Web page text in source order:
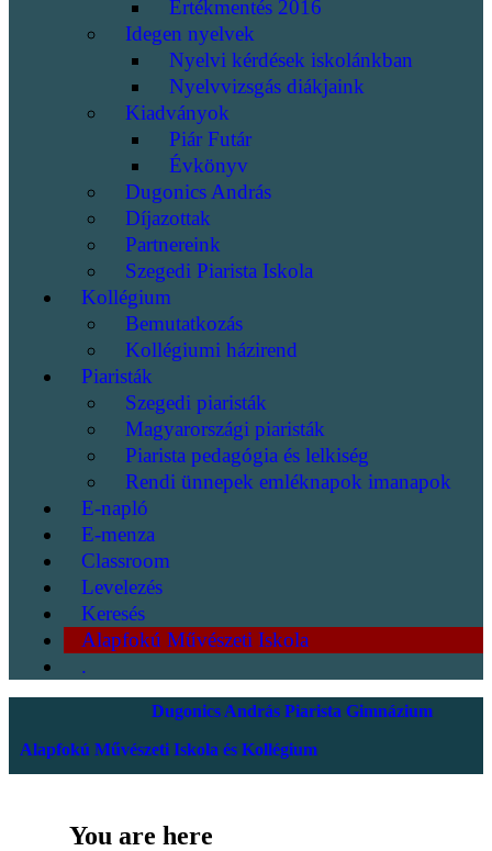
Értékmentés 2016
Idegen nyelvek
Nyelvi kérdések iskolánkban
Nyelvvizsgás diákjaink
Kiadványok
Piár Futár
Évkönyv
Dugonics András
Díjazottak
Partnereink
Szegedi Piarista Iskola
Kollégium
Bemutatkozás
Kollégiumi házirend
Piaristák
Szegedi piaristák
Magyarországi piaristák
Piarista pedagógia és lelkiség
Rendi ünnepek emléknapok imanapok
E-napló
E-menza
Classroom
Levelezés
Keresés
Alapfokú Művészeti Iskola
.
Dugonics András Piarista Gimnázium
Alapfokú Művészeti Iskola és Kollégium
You are here